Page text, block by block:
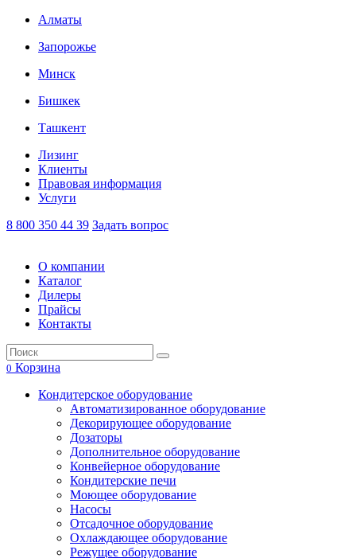
Алматы
Запорожье
Минск
Бишкек
Ташкент
Лизинг
Клиенты
Правовая информация
Услуги
8 800 350 44 39 Задать вопрос
О компании
Каталог
Дилеры
Прайсы
Контакты
0 Корзина
Кондитерское оборудование
Автоматизированное оборудование
Декорирующее оборудование
Дозаторы
Дополнительное оборудование
Конвейерное оборудование
Кондитерские печи
Моющее оборудование
Насосы
Отсадочное оборудование
Охлаждающее оборудование
Режущее оборудование